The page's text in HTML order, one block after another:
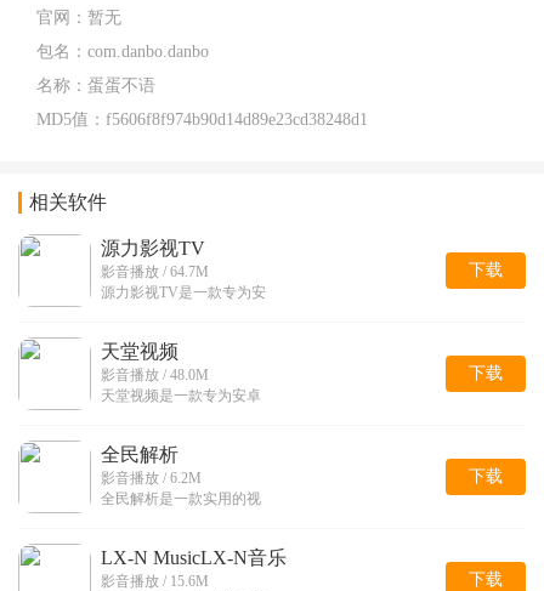
官网： 暂无
包名： com.danbo.danbo
名称： 蛋蛋不语
MD5值： f5606f8f974b90d14d89e23cd38248d1
相关软件
源力影视TV
影音播放 / 64.7M
源力影视TV是一款专为安
下载
天堂视频
影音播放 / 48.0M
天堂视频是一款专为安卓
下载
全民解析
影音播放 / 6.2M
全民解析是一款实用的视
下载
LX-N MusicLX-N音乐
影音播放 / 15.6M
下载